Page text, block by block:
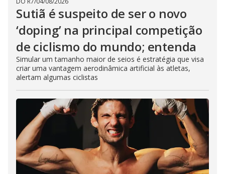
Sutiã é suspeito de ser o novo
‘doping’ na principal competição
de ciclismo do mundo; entenda
Simular um tamanho maior de seios é estratégia que visa
criar uma vantagem aerodinâmica artificial às atletas,
alertam algumas ciclistas